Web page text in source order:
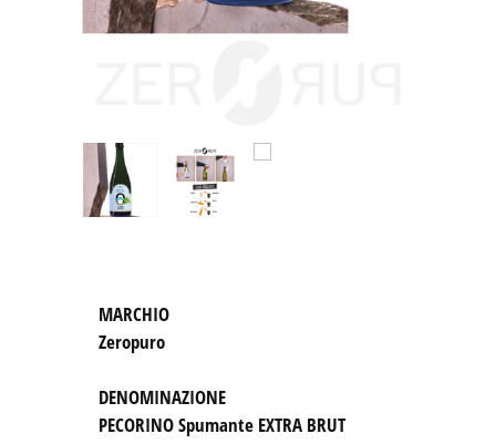
Zeropuro
DENOMINAZIONE
PECORINO Spumante EXTRA BRUT